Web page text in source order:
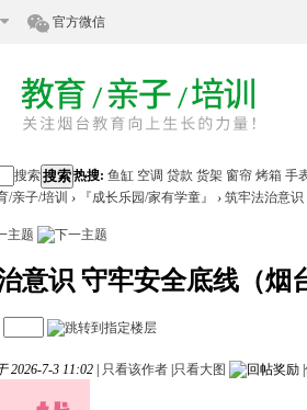
官方微信
搜索搜索热搜: 鱼缸 空调 贷款 货架 窗帘 烤箱 手
/亲子/培训 › 『成长乐园/家有学童』 › 筑牢法治意识
意识 守牢安全底线（烟
2026-7-3 11:02
只看该作者 只看大图